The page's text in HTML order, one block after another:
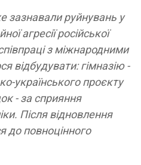
зазнавали руйнувань у
агресії російської
з міжнародними
відбудувати: гімназію -
українського проєкту
- за сприяння
Після відновлення
до повноцінного